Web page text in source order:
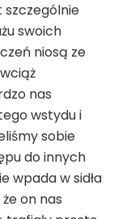
szczególnie
swoich
niosą ze
nas
wstydu i
sobie
do innych
wpada w sidła
on nas